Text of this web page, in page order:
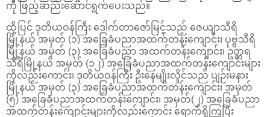
ကို ဖြည့်ဆည်းဆောင်ရွက်ပေးသည်။
ထို့ပြင် ဒုတိယဝန်ကြီး ဒေါက်တာဇော်မြင့်သည် ဇေယျာသီရိ
မြို့နယ် အမှတ် (၁) အခြေခံပညာအထက်တန်းကျောင်း၊ ပုဗ္ဗသီရိ
မြို့နယ် အမှတ် (၃) အခြေခံပညာ အထက်တန်းကျောင်း၊ ဥတ္တရ
သီရိမြို့နယ် အမှတ် (၁၂) အခြေခံပညာအထက်တန်းကျောင်းများ
ကိုလည်းကောင်း၊ ဒုတိယဝန်ကြီး ဦးနေမျိုးလှိုင်သည် ပျဉ်းမနား
မြို့နယ် အမှတ် (၃) အခြေခံပညာအထက်တန်းကျောင်း၊ အမှတ်
(၅) အခြေခံပညာအထက်တန်းကျောင်း၊ အမှတ်(၂) အခြေခံပညာ
အထက်တန်းကျောင်းများကိုလည်းကောင်း ရောက်ရှိကြပြီး